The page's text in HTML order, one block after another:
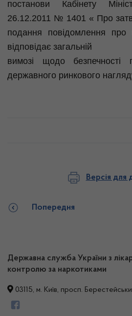
постанови Кабінету
26.12.2011 № 1401 « Про
подання повідомлення про
відповідає загальній
вимозі щодо безпечності
державного ринкового
Версія для
Попередня
Державна служба України з
контролю за наркотиками
03115, м. Київ, просп.